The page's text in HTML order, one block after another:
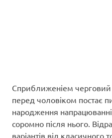
Сприближеніем
перед чоловіком постає
народження
соромно після нього.
варіантів від класичного